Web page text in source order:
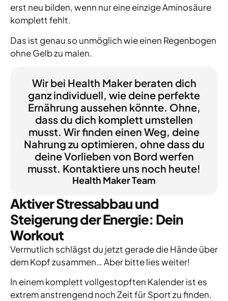
erst neu bilden, wenn nur eine einzige Aminosäure
komplett fehlt.
Das ist genau so unmöglich wie einen Regenbogen
ohne Gelb zu malen.
Wir bei Health Maker beraten dich
ganz individuell, wie deine perfekte
Ernährung aussehen könnte. Ohne,
dass du dich komplett umstellen
musst. Wir finden einen Weg, deine
Nahrung zu optimieren, ohne dass du
deine Vorlieben von Bord werfen
musst. Kontaktiere uns noch heute!
Health Maker Team
Aktiver Stressabbau und
Steigerung der Energie: Dein
Workout
Vermutlich schlägst du jetzt gerade die Hände über
dem Kopf zusammen… Aber bitte lies weiter!
In einem komplett vollgestopften Kalender ist es
extrem anstrengend noch Zeit für Sport zu finden.